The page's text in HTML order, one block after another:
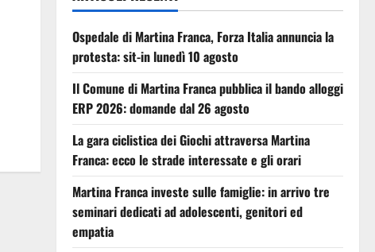
Ospedale di Martina Franca, Forza Italia annuncia la
protesta: sit-in lunedì 10 agosto
Il Comune di Martina Franca pubblica il bando alloggi
ERP 2026: domande dal 26 agosto
La gara ciclistica dei Giochi attraversa Martina
Franca: ecco le strade interessate e gli orari
Martina Franca investe sulle famiglie: in arrivo tre
seminari dedicati ad adolescenti, genitori ed
empatia